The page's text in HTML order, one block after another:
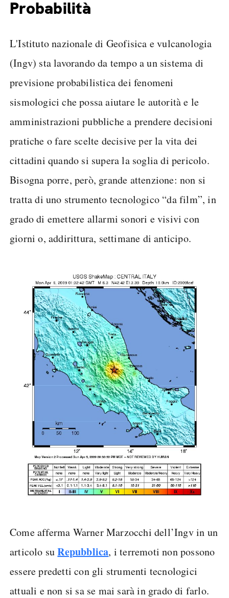
Probabilità
L'Istituto nazionale di Geofisica e vulcanologia
(Ingv) sta lavorando da tempo a un sistema di
previsione probabilistica dei fenomeni
sismologici che possa aiutare le autorità e le
amministrazioni pubbliche a prendere decisioni
pratiche o fare scelte decisive per la vita dei
cittadini quando si supera la soglia di pericolo.
Bisogna porre, però, grande attenzione: non si
tratta di uno strumento tecnologico “da film”, in
grado di emettere allarmi sonori e visivi con
giorni o, addirittura, settimane di anticipo.
Come afferma Warner Marzocchi dell’Ingv in un
articolo suRepubblica, i terremoti non possono
essere predetti con gli strumenti tecnologici
attuali e non si sa se mai sarà in grado di farlo.